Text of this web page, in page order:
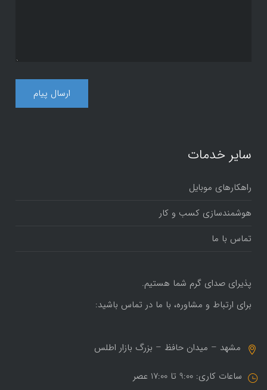
سایر خدمات
راهکارهای موبایل
هوشمندسازی کسب و کار
تماس با ما
پذیرای صدای گرم شما هستیم.
برای ارتباط و مشاوره، با ما در تماس باشید:
مشهد – میدان حافظ – بزرگ بازار اطلس
ساعات کاری: 9:00 تا 17:00 عصر